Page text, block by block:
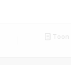
Toon